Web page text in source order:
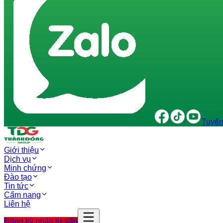
Giới thiệu
Dịch vụ
Minh chứng
Đào tạo
Tin tức
Cẩm nang
Liên hệ
Đăng ký nhận tư vấn